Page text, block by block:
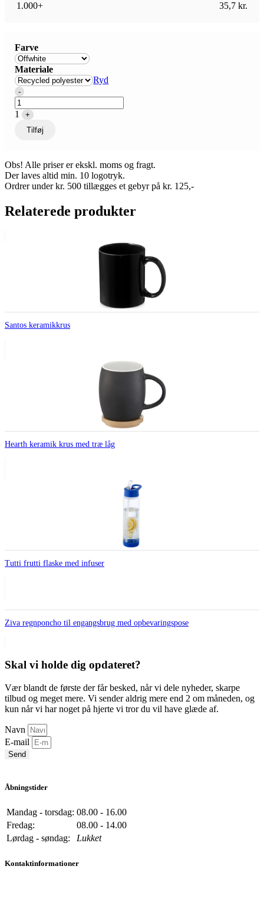
1.000+
35,7 kr.
Farve
Materiale
Ryd
Quantity
-
1
+
Tilføj
Obs! Alle priser er ekskl. moms og fragt.
Der laves altid min. 10 logotryk.
Ordrer under kr. 500 tillægges et gebyr på kr. 125,-
Relaterede produkter
Santos keramikkrus
Hearth keramik krus med træ låg
Tutti frutti flaske med infuser
Ziva regnponcho til engangsbrug med opbevaringspose
Skal vi holde dig opdateret?
Vær blandt de første der får besked, når vi dele nyheder, skarpe
tilbud og meget mere. Vi sender aldrig mere end 2 om måneden, og
kun når vi har noget på hjerte vi tror du vil have glæde af.
Navn
E-mail
Send
Åbningstider
Mandag - torsdag: 08.00 - 16.00
Fredag:
08.00 - 14.00
Lørdag - søndag:
Lukket
Kontaktinformationer